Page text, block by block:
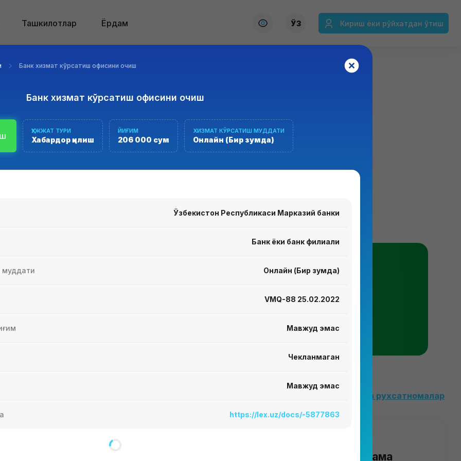
Ташкилотлар Ёрдам ЎЗ Кириш ёки рўйхатдан ўтиш
ЛИЦЕНЗИЯЛАШТИЗИМИ
Лицензия ёки рухсатнома олиш учун ариза бериш
соҳасида интерактив хизматлар кўрсатиш учун "Лицензия" ахборот тизимлари мажмуаси
кириш
хусусиятига эга ҳужжатсиз бошланг
Барча лицензия ва рухсатномалар
Маданият, нашриёт ва реклама
Банк хизмат кўрсатиш офисини очиш
Банк хизмат кўрсатиш офисини очиш
ҲУЖЖАТ ТУРИ
Хабардор қилиш
ЙИҒИМ
206 000 сум
ХИЗМАТ КЎРСАТИШ МУДДАТИ
Онлайн (Бир зумда)
Ўзбекистон Республикаси Марказий банки
Банк ёки банк филиали
муддати Онлайн (Бир зумда)
VMQ-88 25.02.2022
Мавжуд эмас
Чекланмаган
Мавжуд эмас
https://lex.uz/docs/-5877863